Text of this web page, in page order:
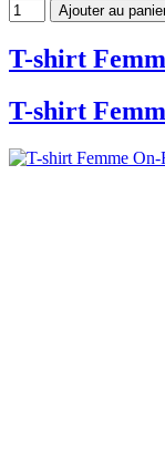
Ajouter au
T-shirt
T-shirt